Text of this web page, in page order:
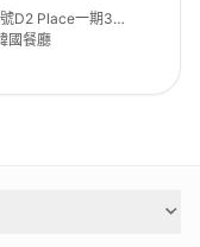
D2 Place一期3樓
國餐廳